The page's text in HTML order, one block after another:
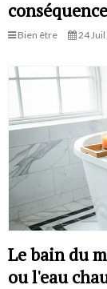
Bien être 24
Le bain du
ou l'eau